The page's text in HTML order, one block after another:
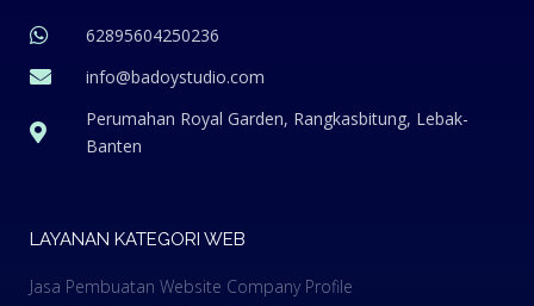
62895604250236
info@badoystudio.com
Perumahan Royal Garden, Rangkasbitung, Lebak-
Banten
LAYANAN KATEGORI WEB
Jasa Pembuatan Website Company Profile